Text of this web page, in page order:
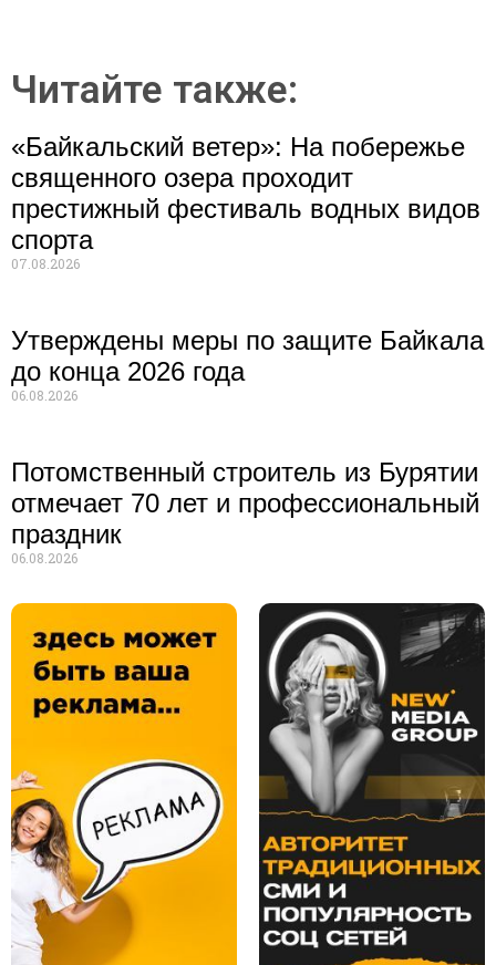
Читайте также:
«Байкальский ветер»: На побережье
священного озера проходит
престижный фестиваль водных видов
спорта
07.08.2026
Утверждены меры по защите Байкала
до конца 2026 года
06.08.2026
Потомственный строитель из Бурятии
отмечает 70 лет и профессиональный
праздник
06.08.2026